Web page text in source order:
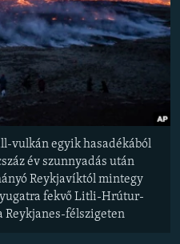
vulkán egyik hasadékából
év szunnyadás után
Reykjavíktól mintegy
fekvő Litli-Hrútur-
Reykjanes-félszigeten